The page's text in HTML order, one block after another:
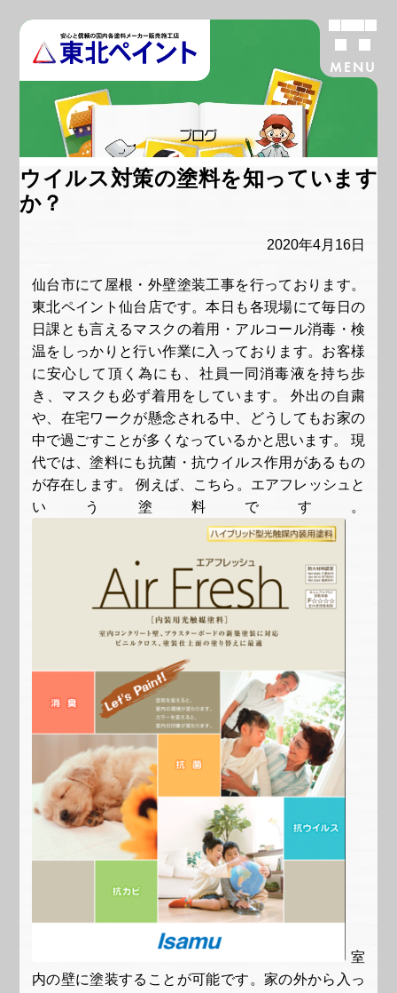
MENU
ブログ
ウイルス対策の塗料を知っています
か？
2020年4月16日
仙台市にて屋根・外壁塗装工事を行っております。
東北ペイント仙台店です。本日も各現場にて毎日の
日課とも言えるマスクの着用・アルコール消毒・検
温をしっかりと行い作業に入っております。お客様
に安心して頂く為にも、社員一同消毒液を持ち歩
き、マスクも必ず着用をしています。 外出の自粛
や、在宅ワークが懸念される中、どうしてもお家の
中で過ごすことが多くなっているかと思います。 現
代では、塗料にも抗菌・抗ウイルス作用があるもの
が存在します。 例えば、こちら。エアフレッシュと
いう塗料です。
室
内の壁に塗装することが可能です。家の外から入っ